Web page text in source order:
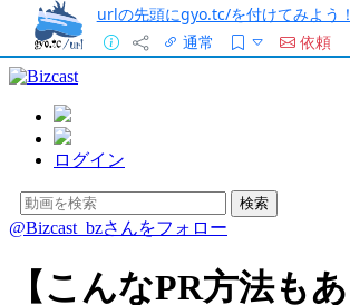
urlの先頭にgyo.tc/を付けてみよう！
通常
依頼